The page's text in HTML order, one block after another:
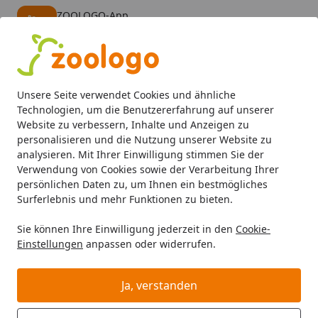
Unsere Seite verwendet Cookies und ähnliche
Technologien, um die Benutzererfahrung auf unserer
Website zu verbessern, Inhalte und Anzeigen zu
personalisieren und die Nutzung unserer Website zu
analysieren. Mit Ihrer Einwilligung stimmen Sie der
Verwendung von Cookies sowie der Verarbeitung Ihrer
persönlichen Daten zu, um Ihnen ein bestmögliches
Surferlebnis und mehr Funktionen zu bieten.
Sie können Ihre Einwilligung jederzeit in den Cookie-
Einstellungen anpassen oder widerrufen.
Ja, verstanden
ZOOLOGO-App
Alle Produkte
Mein Konto
Suchen
Startseite
Aquaristik Aquarieneinrichtung Aquariendekoration
biOrb Blumenball pink (46088)
BALD VERGRIFFEN